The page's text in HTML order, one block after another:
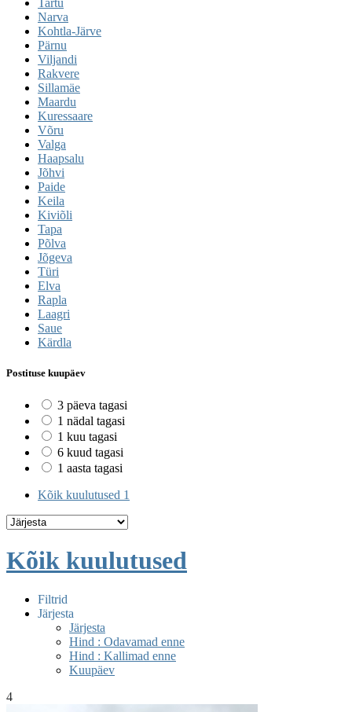
Narva
Kohtla-Järve
Pärnu
Viljandi
Rakvere
Sillamäe
Maardu
Kuressaare
Võru
Valga
Haapsalu
Jõhvi
Paide
Keila
Kiviõli
Tapa
Põlva
Jõgeva
Türi
Elva
Rapla
Laagri
Saue
Kärdla
Postituse kuupäev
3 päeva tagasi
1 nädal tagasi
1 kuu tagasi
6 kuud tagasi
1 aasta tagasi
Kõik kuulutused 1
Kõik kuulutused
Filtrid
Järjesta
Järjesta
Hind : Odavamad enne
Hind : Kallimad enne
Kuupäev
4